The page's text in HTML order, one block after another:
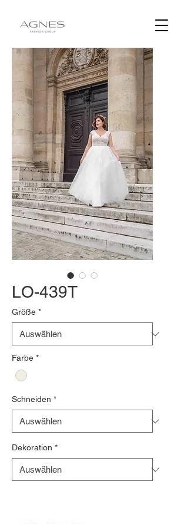
LO-439T
Größe *
Farbe *
Schneiden *
Dekoration *